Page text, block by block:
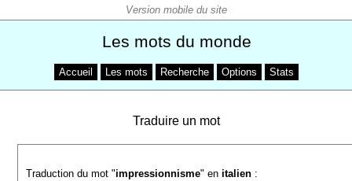
Les mots du monde
Accueil Les mots Recherche Options Stats
Traduire un mot
Traduction du mot "impressionnisme" enitalien :